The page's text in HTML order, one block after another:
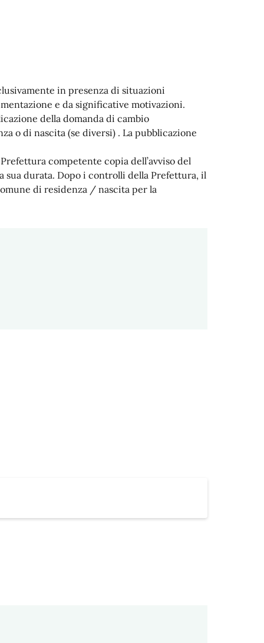
in presenza di situazioni
e da significative motivazioni.
della domanda di cambio
o di nascita (se diversi) . La pubblicazione
competente copia dell’avviso del
sua durata. Dopo i controlli della Prefettura, il
di residenza / nascita per la